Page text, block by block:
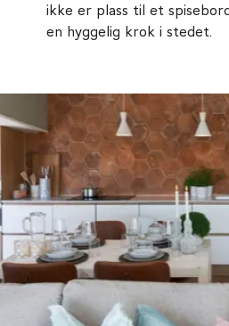
ikke er plass til et
en hyggelig krok i stedet.